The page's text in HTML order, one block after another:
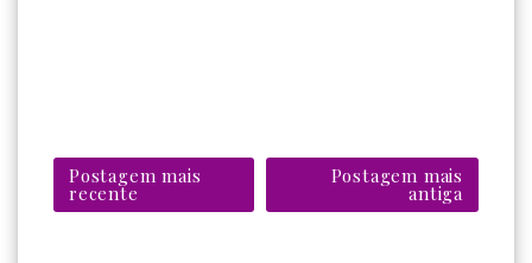
Postagem mais
recente
Postagem mais
antiga